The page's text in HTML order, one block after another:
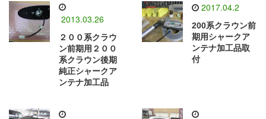
2013.03.26
２００系クラウ
ン前期用２００
系クラウン後期
純正シャークア
ンテナ加工品
2017.04.2
200系クラウン前
期用シャークア
ンテナ加工品取
付